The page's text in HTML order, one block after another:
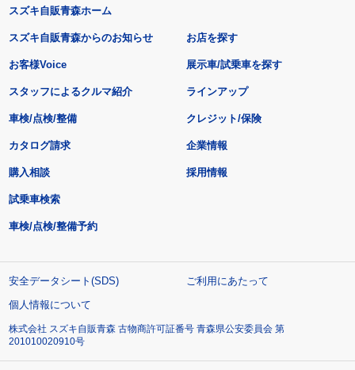
スズキ自販青森ホーム
スズキ自販青森からのお知らせ
お客様Voice
スタッフによるクルマ紹介
お店を探す
展示車/試乗車を探す
ラインアップ
車検/点検/整備 クレジット/保険
カタログ請求
購入相談
試乗車検索
車検/点検/整備予約
企業情報
採用情報
安全データシート(SDS)
ご利用にあたって
個人情報について
株式会社 スズキ自販青森 古物商許可証番号 青森県公安委員会 第
201010020910号